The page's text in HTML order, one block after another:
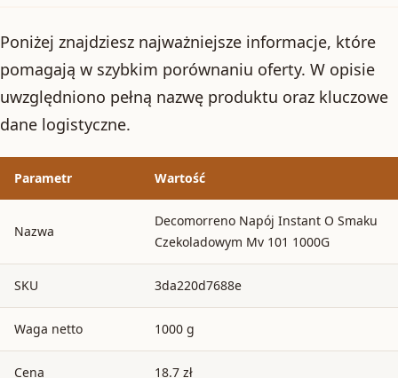
Poniżej znajdziesz najważniejsze informacje, które
pomagają w szybkim porównaniu oferty. W opisie
uwzględniono pełną nazwę produktu oraz kluczowe
dane logistyczne.
Parametr Wartość
Nazwa
Decomorreno Napój Instant O Smaku
Czekoladowym Mv 101 1000G
SKU 3da220d7688e
Waga netto 1000 g
Cena 18.7 zł